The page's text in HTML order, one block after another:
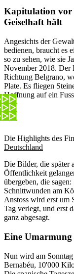
Kapitulation vor
Geiselhaft hält
Angesichts der
bedienen, braucht es
so zu sehen, wie sie
November 2018. Der
Richtung Belgrano,
Plate. Es fliegen
Hoffnung auf ein
Die Highlights des
Deutschland
Die Bilder, die später
Öffentlichkeit
übergeben, die
Schnittwunden am
Anstoss wird erst um
Tag verlegt, und erst
ganz abgesagt.
Eine Umarmung
Nun wird am
Bernabéu, 10'000